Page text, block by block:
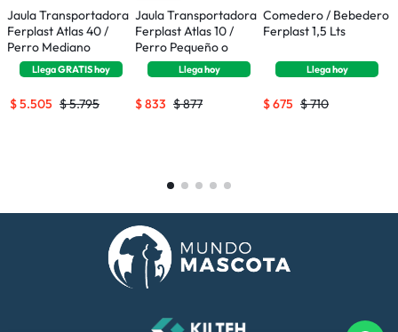
Jaula Transportadora
Ferplast Atlas 40 /
Perro Mediano
LlegaGRATIShoy
$5.795
$5.505
Jaula Transportadora
Ferplast Atlas 10 /
Perro Pequeño o
Gatos
Llegahoy
$877
$833
Comedero / Bebedero
Ferplast 1,5 Lts
Llegahoy
$710
$675